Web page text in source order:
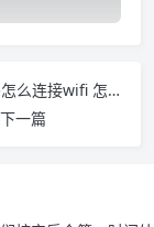
不知道密码怎么连接wifi 怎么连接不知道密码的WIFI
下一篇